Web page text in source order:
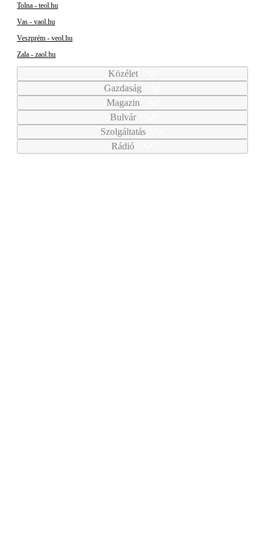
Tolna - teol.hu
Vas - vaol.hu
Veszprém - veol.hu
Zala - zaol.hu
Közélet
Gazdaság
Magazin
Bulvár
Szolgáltatás
Rádió